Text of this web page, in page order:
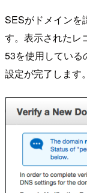
SESがドメインを
す。表示されたレ
53を使用している
設定が完了します。